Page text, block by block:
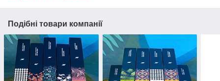
Подібні товари компанії